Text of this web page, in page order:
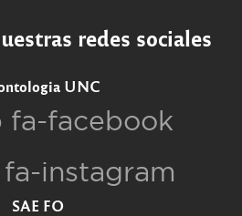
redes sociales
UNC
fa-facebook
instagram
SAE FO